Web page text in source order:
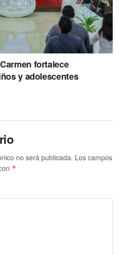
fortalece
y adolescentes
no será publicada. Los campos
*